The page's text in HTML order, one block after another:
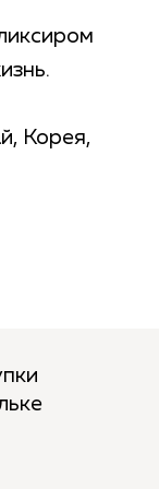
Корея,